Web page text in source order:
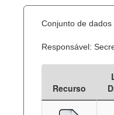
Processo Legislativo
Deputados Estaduais
Administração
Conjunto de
Responsável:
Recurso